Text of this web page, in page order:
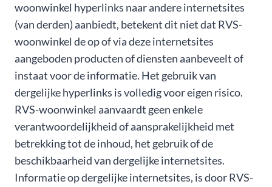
woonwinkel hyperlinks naar andere internetsites
(van derden) aanbiedt, betekent dit niet dat ​​RVS-
woonwinkel de op of via deze internetsites
aangeboden producten of diensten aanbeveelt of
instaat voor de informatie. Het gebruik van
dergelijke hyperlinks is volledig voor eigen risico. ​​
RVS-woonwinkel aanvaardt geen enkele
verantwoordelijkheid of aansprakelijkheid met
betrekking tot de inhoud, het gebruik of de
beschikbaarheid van dergelijke internetsites.
Informatie op dergelijke internetsites, is door ​​RVS-